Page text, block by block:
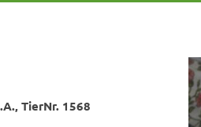
TierNr. 1568